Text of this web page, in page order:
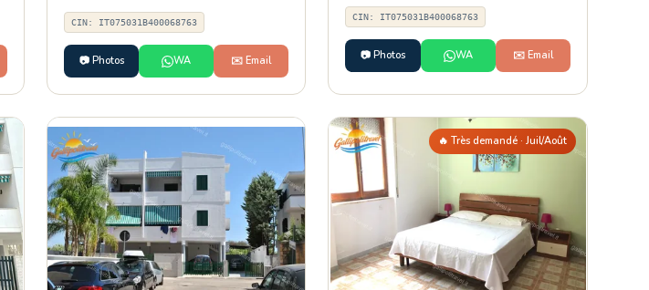
CIN: IT075031B400068763
📷 Photos WA ✉️ Email
CIN: IT075031B400068763
📷 Photos WA ✉️ Email
🔥 Très demandé · Juil/Août